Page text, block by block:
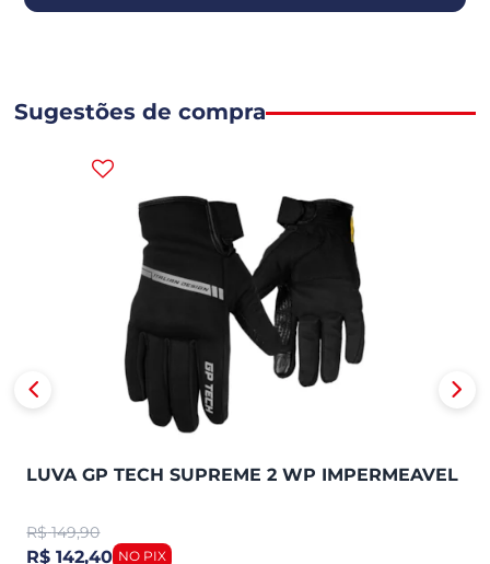
Sugestões de compra
LUVA GP TECH SUPREME 2 WP IMPERMEAVEL
R$ 149,90
R$ 142,40